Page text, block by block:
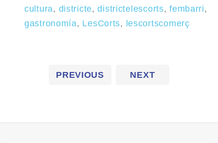
cultura, districte,districtelescorts,fembarri,
gastronomía, LesCorts, lescortscomerç
PREVIOUS NEXT